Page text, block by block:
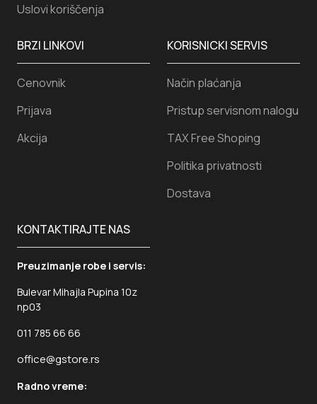
KORISNICKI SERVIS
Način plaćanja
Pristup servisnom nalogu
TAX Free Shoping
Politika privatnosti
Dostava
Uslovi koriščenja
KONTAKTIRAJTE NAS
Preuzimanje robe i servis:
Bulevar Mihajla Pupina 10z
np03
011 785 66 66
office@gstore.rs
Radno vreme:
BRZI LINKOVI
Cenovnik
Prijava
Akcija